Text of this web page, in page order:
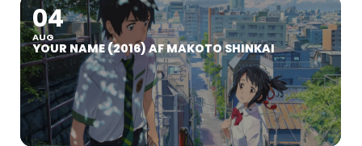
04
AUG
YOUR NAME (2016) AF MAKOTO SHINKAI